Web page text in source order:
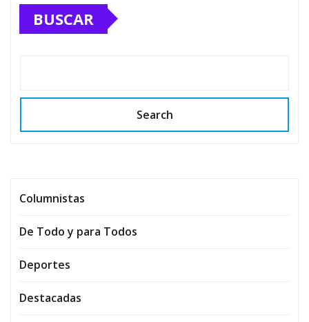
BUSCAR
Search
Columnistas
De Todo y para Todos
Deportes
Destacadas